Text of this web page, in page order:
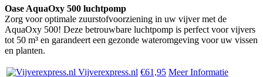
Oase AquaOxy 500 luchtpomp
Zorg voor optimale zuurstofvoorziening in uw vijver met de
AquaOxy 500! Deze betrouwbare luchtpomp is perfect voor vijvers
tot 50 m³ en garandeert een gezonde wateromgeving voor uw vissen
en planten.
Vijverexpress.nl €61,95 Meer Informatie